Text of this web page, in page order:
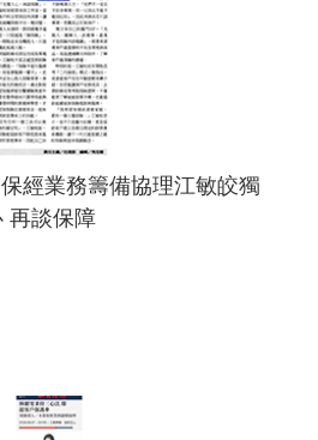
保經業務籌備協理江敏皎獨
再談保障